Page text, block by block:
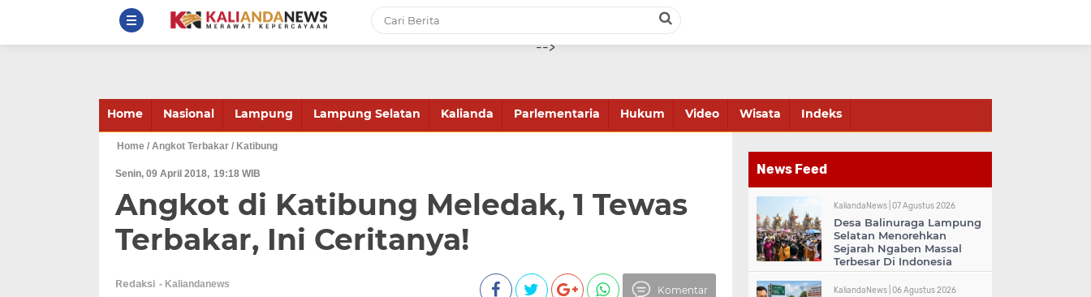
-->
Home Nasional Lampung Lampung Selatan Kalianda Parlementaria Hukum Video Wisata Indeks
Home / Angkot Terbakar / Katibung
Senin, 09 April 2018 19:18 WIB
Angkot di Katibung Meledak, 1 Tewas
Terbakar, Ini Ceritanya!
Redaksi
Komentar
News Feed
KaliandaNews | 07 Agustus 2026
Desa Balinuraga Lampung
Selatan Menorehkan
Sejarah Ngaben Massal
Terbesar Di Indonesia
KaliandaNews | 06 Agustus 2026